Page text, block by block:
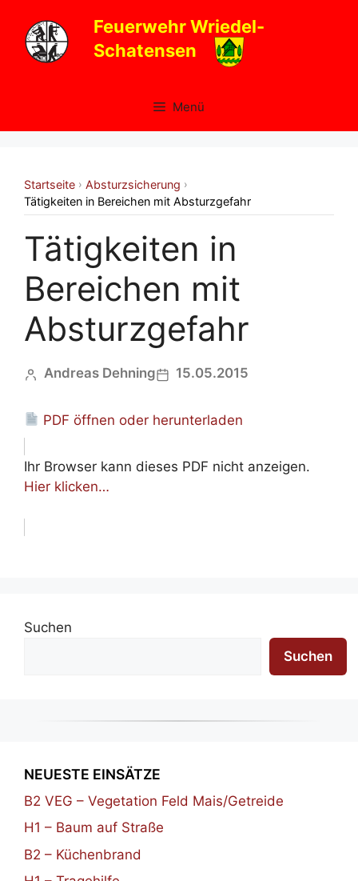
Inhalt
springen
Feuerwehr Wriedel-
Schatensen
Menü
Startseite › Absturzsicherung ›
Tätigkeiten in Bereichen mit Absturzgefahr
Tätigkeiten in
Bereichen mit
Absturzgefahr
Andreas Dehning 15.05.2015
PDF öffnen oder herunterladen
Ihr Browser kann dieses PDF nicht anzeigen.
Hier klicken…
Suchen
Suchen
NEUESTE EINSÄTZE
B2 VEG – Vegetation Feld Mais/Getreide
H1 – Baum auf Straße
B2 – Küchenbrand